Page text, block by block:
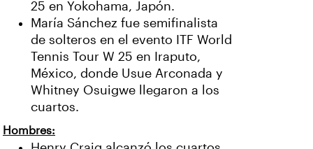
25 en Yokohama, Japón.
María Sánchez fue semifinalista
de solteros en el evento ITF World
Tennis Tour W 25 en Iraputo,
México, donde Usue Arconada y
Whitney Osuigwe llegaron a los
cuartos.
Hombres: